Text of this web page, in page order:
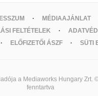
MÉDIAAJÁNLAT
FELTÉTELEK
ELŐFIZETŐI ÁSZF SÜTI
a Mediaworks Hungary Zrt.
fenntartva